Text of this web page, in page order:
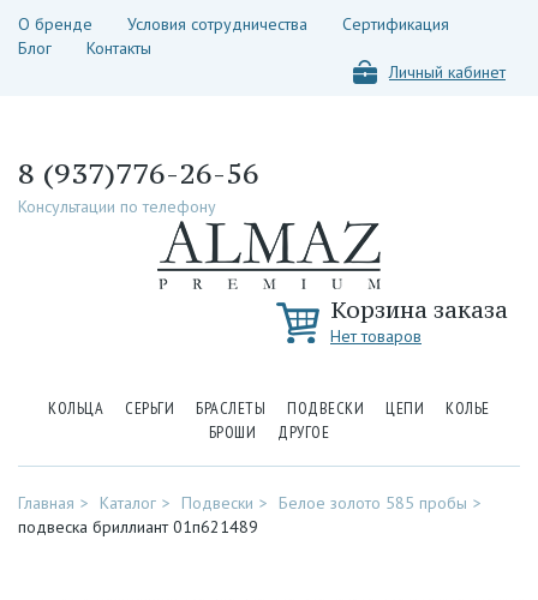
О бренде Условия сотрудничества
Сертификация
Блог
Контакты
Личный кабинет
8 (937)776-26-56
Консультации по телефону
Корзина заказа
Нет товаров
КОЛЬЦА СЕРЬГИ БРАСЛЕТЫ ПОДВЕСКИ ЦЕПИ
КОЛЬЕ
БРОШИ
ДРУГОЕ
Главная Каталог Подвески
Белое золото 585 пробы
подвеска бриллиант 01п621489